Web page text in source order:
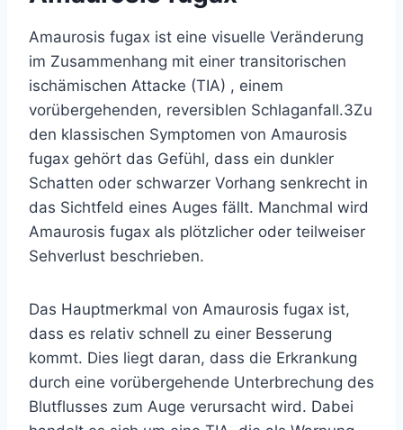
Amaurosis fugax ist eine visuelle Veränderung
im Zusammenhang mit einer transitorischen
ischämischen Attacke (TIA) , einem
vorübergehenden, reversiblen Schlaganfall.3Zu
den klassischen Symptomen von Amaurosis
fugax gehört das Gefühl, dass ein dunkler
Schatten oder schwarzer Vorhang senkrecht in
das Sichtfeld eines Auges fällt. Manchmal wird
Amaurosis fugax als plötzlicher oder teilweiser
Sehverlust beschrieben.
Das Hauptmerkmal von Amaurosis fugax ist,
dass es relativ schnell zu einer Besserung
kommt. Dies liegt daran, dass die Erkrankung
durch eine vorübergehende Unterbrechung des
Blutflusses zum Auge verursacht wird. Dabei